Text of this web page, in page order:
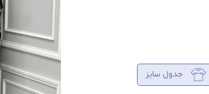
جدول سایز